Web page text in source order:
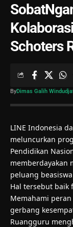
Schoters
ByDimas Galih
LINE Indonesia
meluncurkan
Pendidikan
memberdayakan
peluang
Hal tersebut
Memahami
gerbang
Ruangguru